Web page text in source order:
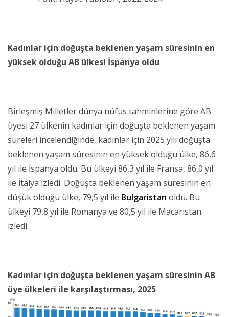
Kadınlar için doğuşta beklenen yaşam süresinin en
yüksek olduğu AB ülkesi İspanya oldu
Birleşmiş Milletler dünya nüfus tahminlerine göre AB
üyesi 27 ülkenin kadınlar için doğuşta beklenen yaşam
süreleri incelendiğinde, kadınlar için 2025 yılı doğuşta
beklenen yaşam süresinin en yüksek olduğu ülke, 86,6
yıl ile İspanya oldu. Bu ülkeyi 86,3 yıl ile Fransa, 86,0 yıl
ile İtalya izledi. Doğuşta beklenen yaşam süresinin en
düşük olduğu ülke, 79,5 yıl ile Bulgaristan oldu. Bu
ülkeyi 79,8 yıl ile Romanya ve 80,5 yıl ile Macaristan
izledi.
Kadınlar için doğuşta beklenen yaşam süresinin AB
üye ülkeleri ile karşılaştırması, 2025